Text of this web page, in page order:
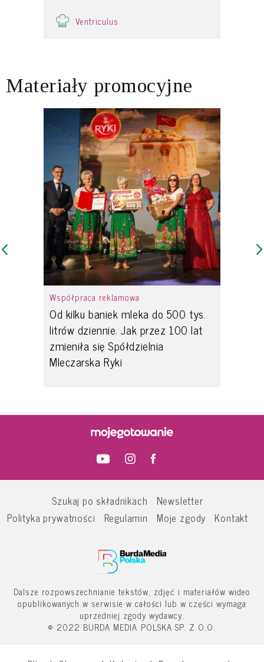
Ventriculus
Materiały promocyjne
Współpraca reklamowa
Od kilku baniek mleka do 500 tys.
litrów dziennie. Jak przez 100 lat
zmieniła się Spółdzielnia
Mleczarska Ryki
Szukaj po składnikach
Newsletter
Polityka prywatności
Regulamin Moje zgody Kontakt
Dalsze rozpowszechnianie tekstów, zdjęć i materiałów wideo
opublikowanych w serwisie w całości lub w części wymaga
uprzedniej zgody wydawcy.
© 2022 BURDA MEDIA POLSKA SP. Z O.O.